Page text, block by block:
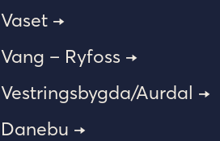
Vaset →
Vang – Ryfoss →
Vestringsbygda/Aurdal →
Danebu →